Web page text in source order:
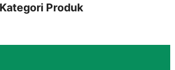
Kategori Produk